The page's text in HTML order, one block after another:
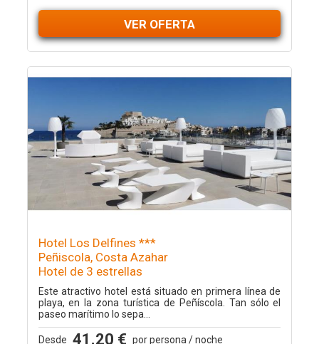
VER OFERTA
Hotel Los Delfines ***
Peñiscola, Costa Azahar
Hotel de 3 estrellas
Este atractivo hotel está situado en primera línea de
playa, en la zona turística de Peñíscola. Tan sólo el
paseo marítimo lo sepa...
Desde 41.20 € por persona / noche